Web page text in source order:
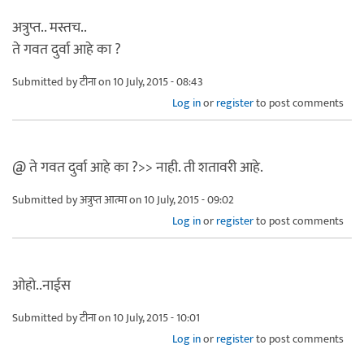
अत्रुप्त.. मस्तच..
ते गवत दुर्वा आहे का ?
Submitted byटीनाon 10 July, 2015 - 08:43
Log inorregisterto post comments
@ ते गवत दुर्वा आहे का ?>> नाही. ती शतावरी आहे.
Submitted byअत्रुप्त आत्माon 10 July, 2015 - 09:02
Log inorregisterto post comments
ओहो..नाईस
Submitted byटीनाon 10 July, 2015 - 10:01
Log inorregisterto post comments